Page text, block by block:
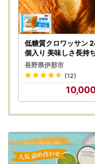
★返礼品の受付につき
低糖質クロワッサン
個入り 美味しさ長持
ロングライフパン 【01
0-69】
長野県伊那市
(12)